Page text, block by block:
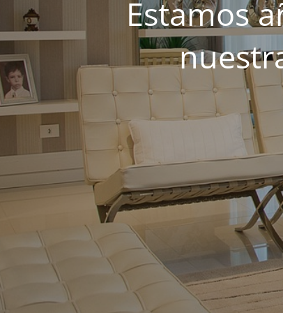
Estamos